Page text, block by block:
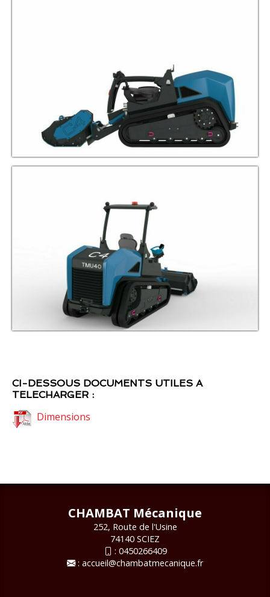
CI-DESSOUS DOCUMENTS UTILES A
TELECHARGER :
Dimensions
CHAMBAT Mécanique
252, Route de l'Usine
74140 SCIEZ
: 0450266409
: accueil@chambatmecanique.fr